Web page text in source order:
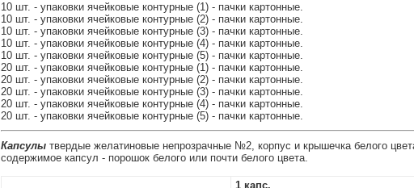
10 шт. - упаковки ячейковые контурные (1) - пачки картонные.
10 шт. - упаковки ячейковые контурные (2) - пачки картонные.
10 шт. - упаковки ячейковые контурные (3) - пачки картонные.
10 шт. - упаковки ячейковые контурные (4) - пачки картонные.
10 шт. - упаковки ячейковые контурные (5) - пачки картонные.
20 шт. - упаковки ячейковые контурные (1) - пачки картонные.
20 шт. - упаковки ячейковые контурные (2) - пачки картонные.
20 шт. - упаковки ячейковые контурные (3) - пачки картонные.
20 шт. - упаковки ячейковые контурные (4) - пачки картонные.
20 шт. - упаковки ячейковые контурные (5) - пачки картонные.
Капсулытвердые желатиновые непрозрачные №2, корпус и крышечка белого
содержимое капсул - порошок белого или почти белого цвета.
1 капс.